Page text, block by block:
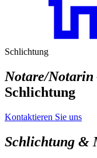
Schlichtung
Notare/Notarin
Schlichtung
Kontaktieren Sie uns
Schlichtung &